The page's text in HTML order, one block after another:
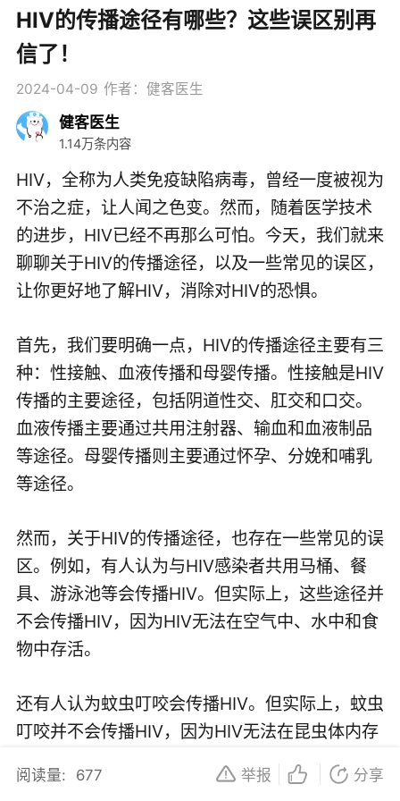
HIV的传播途径有哪些？这些误区别再
信了！
2024-04-09 作者：健客医生
健客医生
1.14万条内容
HIV，全称为人类免疫缺陷病毒，曾经一度被视为
不治之症，让人闻之色变。然而，随着医学技术
的进步，HIV已经不再那么可怕。今天，我们就来
聊聊关于HIV的传播途径，以及一些常见的误区，
让你更好地了解HIV，消除对HIV的恐惧。
首先，我们要明确一点，HIV的传播途径主要有三
种：性接触、血液传播和母婴传播。性接触是HIV
传播的主要途径，包括阴道性交、肛交和口交。
血液传播主要通过共用注射器、输血和血液制品
等途径。母婴传播则主要通过怀孕、分娩和哺乳
等途径。
然而，关于HIV的传播途径，也存在一些常见的误
区。例如，有人认为与HIV感染者共用马桶、餐
具、游泳池等会传播HIV。但实际上，这些途径并
不会传播HIV，因为HIV无法在空气中、水中和食
物中存活。
还有人认为蚊虫叮咬会传播HIV。但实际上，蚊虫
叮咬并不会传播HIV，因为HIV无法在昆虫体内存
阅读量: 677 举报 分享